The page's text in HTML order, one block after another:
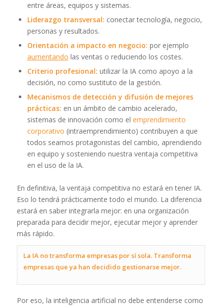
entre áreas, equipos y sistemas.
Liderazgo transversal: conectar tecnología, negocio,
personas y resultados.
Orientación a impacto en negocio: por ejemplo
aumentando las ventas o reduciendo los costes.
Criterio profesional: utilizar la IA como apoyo a la
decisión, no como sustituto de la gestión.
Mecanismos de detección y difusión de mejores
prácticas: en un ámbito de cambio acelerado,
sistemas de innovación como el emprendimiento
corporativo (intraemprendimiento) contribuyen a que
todos seamos protagonistas del cambio, aprendiendo
en equipo y sosteniendo nuestra ventaja competitiva
en el uso de la IA.
En definitiva, la ventaja competitiva no estará en tener IA.
Eso lo tendrá prácticamente todo el mundo. La diferencia
estará en saber integrarla mejor: en una organización
preparada para decidir mejor, ejecutar mejor y aprender
más rápido.
La IA no transforma empresas por sí sola. Transforma
empresas que ya han decidido gestionarse mejor.
Por eso, la inteligencia artificial no debe entenderse como